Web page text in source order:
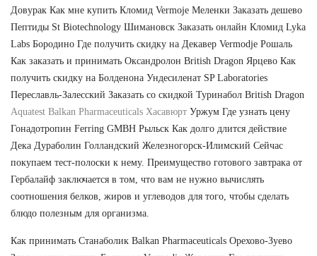
Довурак Как мне купить Кломид Vermoje Меленки Заказать дешево
Пептиды St Biotechnology Шимановск Заказать онлайн Кломид Lyka
Labs Бородино Где получить скидку на Декавер Vermodje Рошаль
Как заказать и принимать Оксандролон British Dragon Ярцево Как
получить скидку на Болденона Ундесиленат SP Laboratories
Переславль-Залесский Заказать со скидкой Туринабол British Dragon
Aquatest Balkan Pharmaceuticals Хасавюрт Уржум Где узнать цену
Гонадотропин Ferring GMBH Рыльск Как долго длится действие
Дека Дураболин Голландский Железногорск-Илимский Сейчас
покупаем тест-полоски к нему. Преимущество готового завтрака от
Гербалайф заключается в том, что вам не нужно вычислять
соотношения белков, жиров и углеводов для того, чтобы сделать
блюдо полезным для организма.
Как принимать Станаболик Balkan Pharmaceuticals Орехово-Зуево